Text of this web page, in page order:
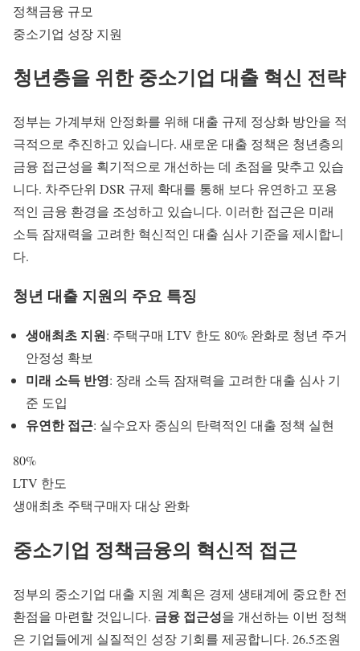
정책금융 규모
중소기업 성장 지원
청년층을 위한중소기업 대출 혁신 전략
정부는 가계부채 안정화를 위해 대출 규제 정상화 방안을 적
극적으로 추진하고 있습니다. 새로운 대출 정책은 청년층의
금융 접근성을 획기적으로 개선하는 데 초점을 맞추고 있습
니다. 차주단위 DSR 규제 확대를 통해 보다 유연하고 포용
적인 금융 환경을 조성하고 있습니다. 이러한 접근은 미래
소득 잠재력을 고려한 혁신적인 대출 심사 기준을 제시합니
다.
청년 대출 지원의 주요 특징
생애최초 지원: 주택구매 LTV 한도 80% 완화로 청년 주거
안정성 확보
미래 소득 반영: 장래 소득 잠재력을 고려한 대출 심사 기
준 도입
유연한 접근: 실수요자 중심의 탄력적인 대출 정책 실현
80%
LTV 한도
생애최초 주택구매자대상 완화
중소기업 정책금융의 혁신적 접근
정부의 중소기업 대출 지원 계획은 경제 생태계에 중요한 전
환점을 마련할 것입니다. 금융 접근성을 개선하는 이번 정책
은 기업들에게 실질적인 성장 기회를 제공합니다. 26.5조원